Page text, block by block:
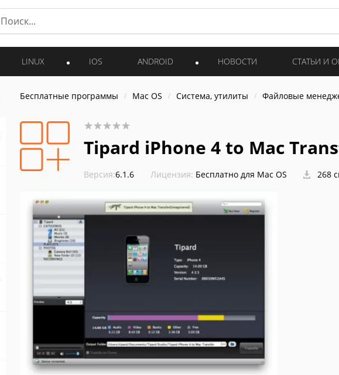
LINUX IOS ANDROID НОВОСТИ СТАТЬИ И
Бесплатные программы Mac OS Система, утилиты Файловые
Tipard iPhone 4 to Mac
Версия:6.1.6 Лицензия: Бесплатно для Mac OS 268